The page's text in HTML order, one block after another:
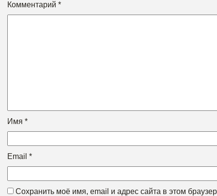
Комментарий *
Имя *
Email *
Сохранить моё имя, email и адрес сайта в этом